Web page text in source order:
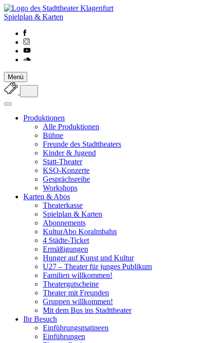
Spielplan & Karten
Menü
Produktionen
Alle Produktionen
Bühne
Freunde des Stadttheaters
Kinder & Jugend
Statt-Theater
KSO-Konzerte
Gesprächsreihe
Workshops
Karten & Abos
Theaterkasse
Spielplan & Karten
Abonnements
KulturAbo Koralmbahn
4 Städte-Ticket
Ermäßigungen
Hunger auf Kunst und Kultur
U27 – Theater für junges Publikum
Familien willkommen!
Theatergutscheine
Theater mit Freunden
Gruppen willkommen!
Mit dem Bus ins Stadttheater
Ihr Besuch
Einführungsmatineen
Einführungen